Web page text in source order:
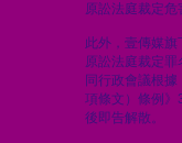
原訟法庭裁定
此外，壹傳媒
原訟法庭裁定
同行政會議根
項條文）條例
後即告解散。